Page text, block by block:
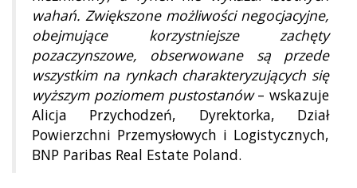
wahań. Zwiększone możliwości negocjacyjne,
obejmujące korzystniejsze zachęty
pozaczynszowe, obserwowane są przede
wszystkim na rynkach charakteryzujących się
wyższym poziomem pustostanów– wskazuje
Alicja Przychodzeń, Dyrektorka, Dział
Powierzchni Przemysłowych i Logistycznych,
BNP Paribas Real Estate Poland.